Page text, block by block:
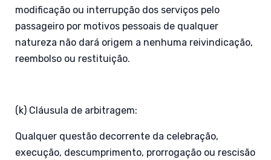
modificação ou interrupção dos serviços pelo
passageiro por motivos pessoais de qualquer
natureza não dará origem a nenhuma reivindicação,
reembolso ou restituição.
(k) Cláusula de arbitragem:
Qualquer questão decorrente da celebração,
execução, descumprimento, prorrogação ou rescisão